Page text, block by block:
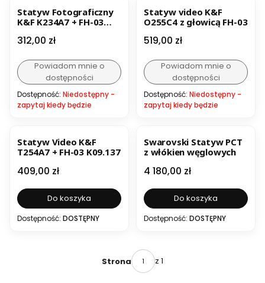
Statyw Fotograficzny
K&F K234A7 + FH-03
Cena
312,00 zł
Powiadom mnie o
dostępności
Dostępność: Niedostępny -
zapytaj kiedy będzie
Statyw video K&F
O255C4 z głowicą FH-03
Cena
519,00 zł
Powiadom mnie o
dostępności
Dostępność: Niedostępny -
zapytaj kiedy będzie
Statyw Video K&F
T254A7 + FH-03 K09.137
Cena
409,00 zł
Do koszyka
Dostępność: DOSTĘPNY
Swarovski Statyw PCT
z włókien węglowych
Cena
4 180,00 zł
Do koszyka
Dostępność: DOSTĘPNY
Strona z 1